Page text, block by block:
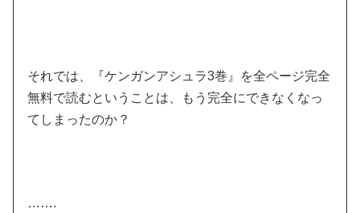
それでは、『ケンガンアシュラ3巻』を全ページ完全
無料で読むということは、もう完全にできなくなっ
てしまったのか？
…….